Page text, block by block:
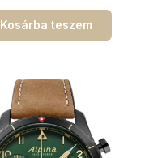
Kosárba teszem